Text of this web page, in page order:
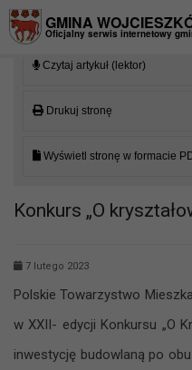
GMINA
Oficjalny serwis internetowy
Czytaj artykuł (lektor)
Drukuj stronę
Wyświetl stronę w formacie
Konkurs „O
7 lutego 2023
Polskie Towarzystwo
w XXII- edycji Konkursu „O
inwestycję budowlaną po